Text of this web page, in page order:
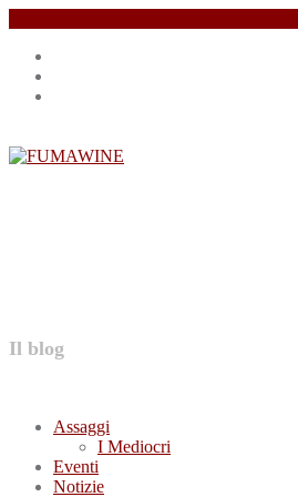
Salta
contenuto
Il blog
Assaggi
I Mediocri
Eventi
Notizie